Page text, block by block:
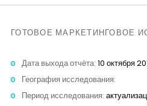
Аналитика
Контакты
ГОТОВОЕ МАРКЕТИНГОВОЕ
Дата выхода отчёта: 10 октября
География исследования:
Период исследования: